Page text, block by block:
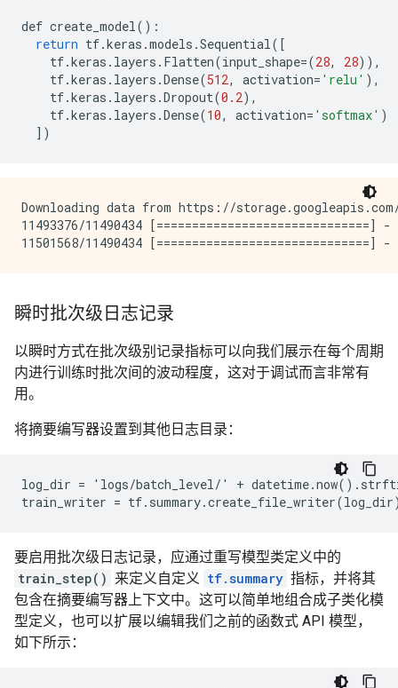
def create_model():
return tf.keras .models .Sequential([
tf.keras . layers . Flatten(input_shape=(28, 28)),
tf.keras . layers .Dense(512, activation= 'relu' ),
tf.keras . layers .Dropout(0.2),
tf.keras . layers .Dense(10, activation= 'softmax' )
])
Downloading data from https://
11493376/11490434
瞬时批次级日志记录
以瞬时方式在批次级别记录指标可以向我们展示在每个周期
内进行训练时批次间的波动程度，这对于调试而言非常有
用。
将摘要编写器设置到其他日志目录：
log_dir = 'logs/batch_level/' +
要启用批次级日志记录，应通过重写模型类定义中的
train_step() 来定义自定义 tf.summary 指标，并将其
包含在摘要编写器上下文中。这可以简单地组合成子类化模
型定义，也可以扩展以编辑我们之前的函数式 API 模型，
如下所示：